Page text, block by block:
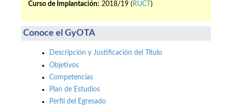
Curso de Implantación: 2018/19 ( RUCT )
Conoce el GyOTA
Descripción y Justificación del Título
Objetivos
Competencias
Plan de Estudios
Perfil del Egresado